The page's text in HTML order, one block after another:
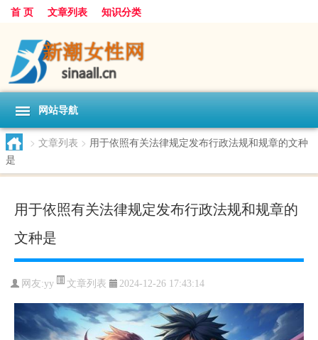
首 页 文章列表 知识分类
网站导航
> 文章列表 > 用于依照有关法律规定发布行政法规和规章的文种
是
用于依照有关法律规定发布行政法规和规章的
文种是
网友:yy 文章列表 2024-12-26 17:43:14